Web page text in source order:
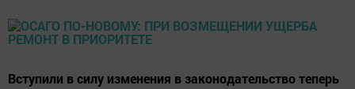
Вступили в силу изменения в законодательство теперь